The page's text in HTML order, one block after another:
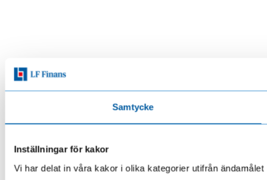
Samtycke
Inställningar för kakor
Vi har delat in våra kakor i olika kategorier utifrån